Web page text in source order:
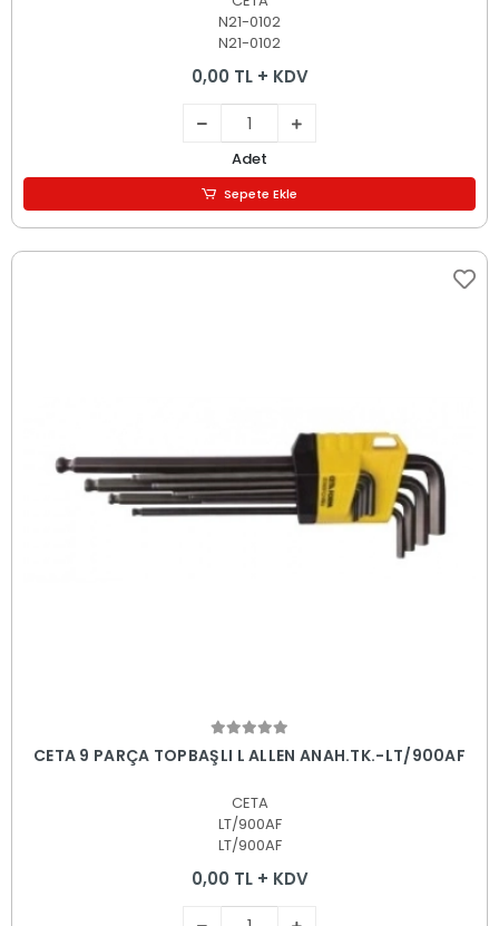
N21-0102
N21-0102
0,00 TL + KDV
Adet
Sepete Ekle
Sepete Ekle
CETA 9 PARÇA TOPBAŞLI L ALLEN ANAH.TK.-LT/900AF
CETA
LT/900AF
LT/900AF
0,00 TL + KDV